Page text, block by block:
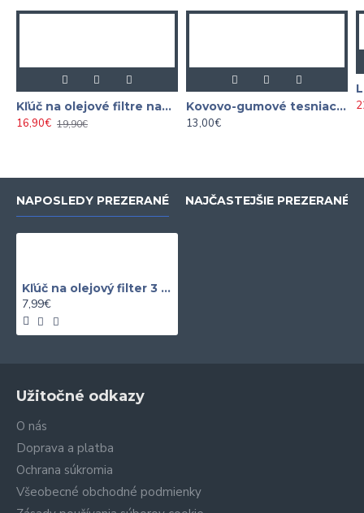
Kľúč na olejové filtre nastaviteľný 1/2" 60 - 80 mm
16,90€ 19,90€
Kovovo-gumové tesniace podložky - sada M6-M24 150 ks
13,00€
NAPOSLEDY PREZERANÉ NAJČASTEJŠIE PREZERANÉ
Kľúč na olejový filter 3 ramenný 65 - 120MM
7,99€
Užitočné odkazy
O nás
Doprava a platba
Ochrana súkromia
Všeobecné obchodné podmienky